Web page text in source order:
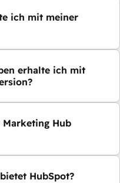
ich mit meiner
erhalte ich mit
Hub
HubSpot?